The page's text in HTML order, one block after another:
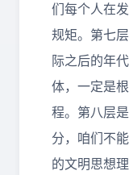
们每个人在
规矩。第七
际之后的年
体，一定是
程。第八层
分，咱们不
的文明思想